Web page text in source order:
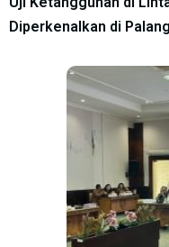
Diperkenalkan di